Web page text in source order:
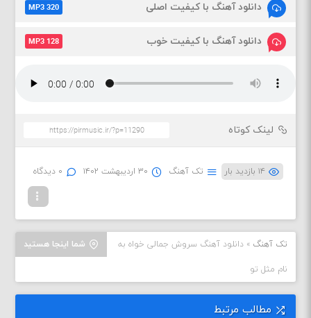
دانلود آهنگ با کیفیت اصلی MP3 320
دانلود آهنگ با کیفیت خوب MP3 128
لینک کوتاه
۱۴ بازدید بار تک آهنگ ۳۰ اردیبهشت ۱۴۰۲ ۰ دیدگاه
شما اینجا هستید تک آهنگ »دانلود آهنگ سروش جمالی خواه به
نام مثل تو
مطالب مرتبط